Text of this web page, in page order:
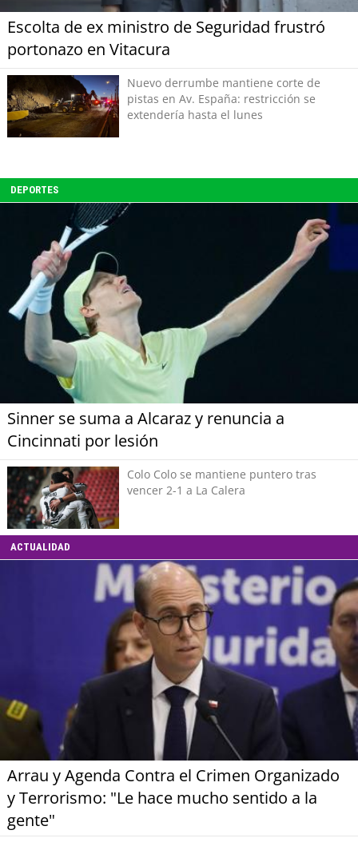
Escolta de ex ministro de Seguridad frustró
portonazo en Vitacura
Nuevo derrumbe mantiene corte de
pistas en Av. España: restricción se
extendería hasta el lunes
DEPORTES
Sinner se suma a Alcaraz y renuncia a
Cincinnati por lesión
Colo Colo se mantiene puntero tras
vencer 2-1 a La Calera
ACTUALIDAD
Arrau y Agenda Contra el Crimen Organizado
y Terrorismo: "Le hace mucho sentido a la
gente"